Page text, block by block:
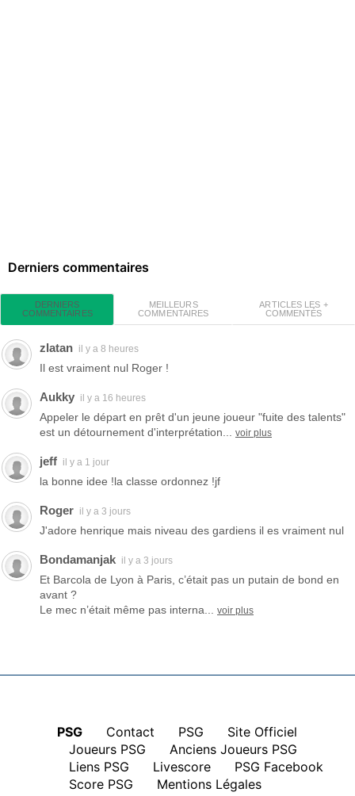
Derniers commentaires
DERNIERS
COMMENTAIRES
MEILLEURS
COMMENTAIRES
ARTICLES LES +
COMMENTÉS
zlatan il y a 8 heures
Il est vraiment nul Roger !
Aukky il y a 16 heures
Appeler le départ en prêt d'un jeune joueur "fuite des talents"
est un détournement d'interprétation...
voir plus
jeff il y a 1 jour
la bonne idee !la classe ordonnez !jf
Roger il y a 3 jours
J'adore henrique mais niveau des gardiens il es vraiment nul
Bondamanjak il y a 3 jours
Et Barcola de Lyon à Paris, c’était pas un putain de bond en
avant ?
Le mec n’était même pas interna...
voir plus
PSG Contact PSG
Site Officiel
Joueurs PSG
Anciens Joueurs PSG
Liens PSG Livescore
PSG Facebook
Score PSG
Mentions Légales